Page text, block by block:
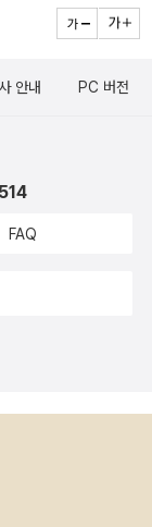
안내 PC 버전
FAQ